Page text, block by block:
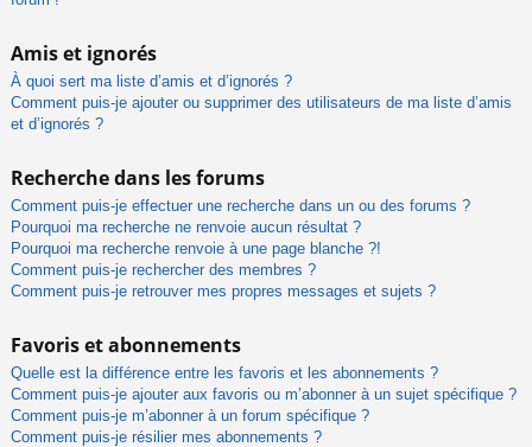
Amis et ignorés
À quoi sert ma liste d’amis et d’ignorés ?
Comment puis-je ajouter ou supprimer des utilisateurs de ma liste d’amis
et d’ignorés ?
Recherche dans les forums
Comment puis-je effectuer une recherche dans un ou des forums ?
Pourquoi ma recherche ne renvoie aucun résultat ?
Pourquoi ma recherche renvoie à une page blanche ?!
Comment puis-je rechercher des membres ?
Comment puis-je retrouver mes propres messages et sujets ?
Favoris et abonnements
Quelle est la différence entre les favoris et les abonnements ?
Comment puis-je ajouter aux favoris ou m’abonner à un sujet spécifique ?
Comment puis-je m’abonner à un forum spécifique ?
Comment puis-je résilier mes abonnements ?